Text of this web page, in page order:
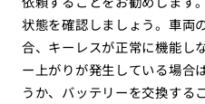
状態を確認しましょう。車両
合、キーレスが正常に機能し
ー上がりが発生している場合
うか、バッテリーを交換する